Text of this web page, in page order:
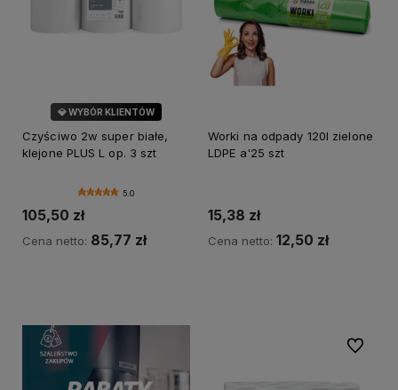
💎 WYBÓR KLIENTÓW
Czyściwo 2w super białe,
klejone PLUS L op. 3 szt
5.0
105,50 zł
Cena netto: 85,77 zł
Worki na odpady 120l zielone
LDPE a'25 szt
15,38 zł
Cena netto: 12,50 zł
Do